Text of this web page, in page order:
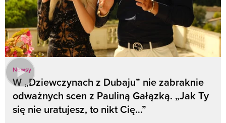
Newsy
W „Dziewczynach z Dubaju” nie zabraknie
odważnych scen z Pauliną Gałązką. „Jak Ty
się nie uratujesz, to nikt Cię…”